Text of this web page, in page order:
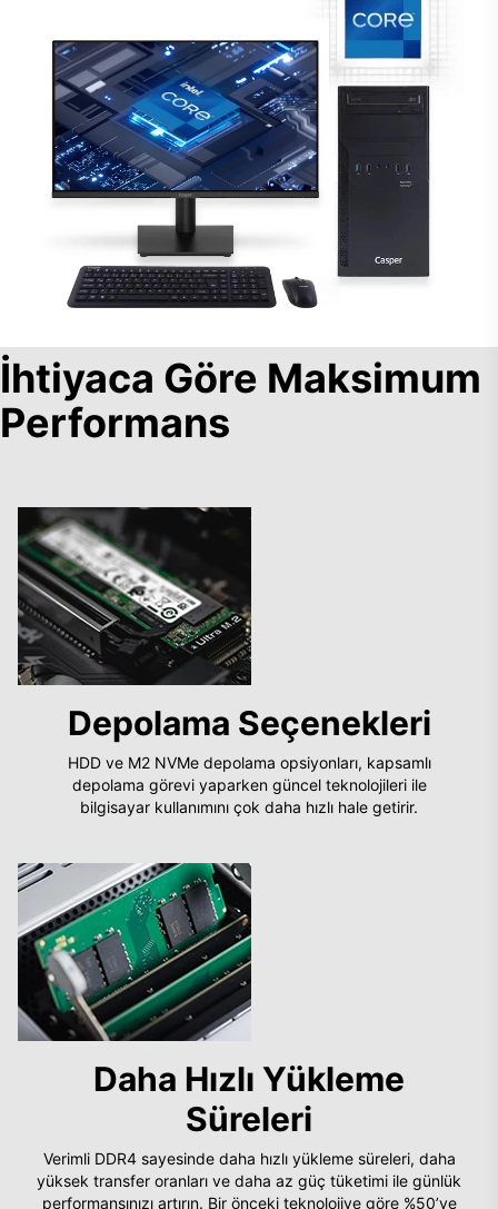
İhtiyaca Göre Maksimum
Performans
Depolama Seçenekleri
HDD ve M2 NVMe depolama opsiyonları, kapsamlı
depolama görevi yaparken güncel teknolojileri ile
bilgisayar kullanımını çok daha hızlı hale getirir.
Daha Hızlı Yükleme
Süreleri
Verimli DDR4 sayesinde daha hızlı yükleme süreleri, daha
yüksek transfer oranları ve daha az güç tüketimi ile günlük
performansınızı artırın. Bir önceki teknolojiye göre %50’ye